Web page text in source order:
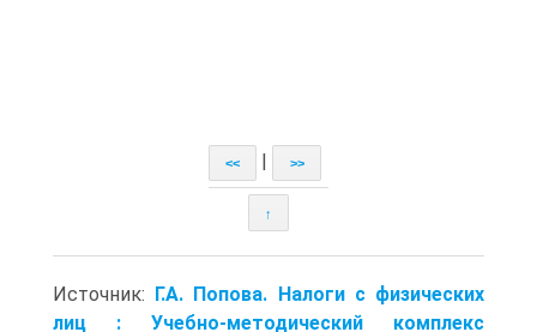
<< >>
↑
Источник: Г.А. Попова. Налоги с физических
лиц : Учебно-методический комплекс